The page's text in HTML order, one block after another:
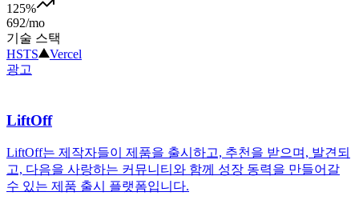
125%
692/mo
기술 스택
HSTS
Vercel
광고
LiftOff
LiftOff는 제작자들이 제품을 출시하고, 추천을 받으며, 발견되
고, 다음을 사랑하는 커뮤니티와 함께 성장 동력을 만들어갈
수 있는 제품 출시 플랫폼입니다.